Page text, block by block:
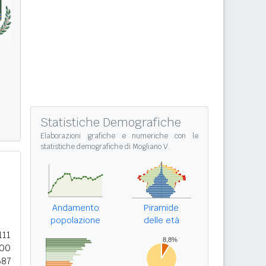
Statistiche Demografiche
Elaborazioni grafiche e numeriche con le
statistiche demografiche di Mogliano V.
Andamento
popolazione
Piramide
delle età